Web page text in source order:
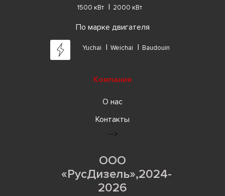
1500 кВт
2000 кВт
По марке двигателя
Yuchai Weichai Baudouin
Компания
О нас
Контакты
-->
ООО
«РусДизель»,2024-
2026